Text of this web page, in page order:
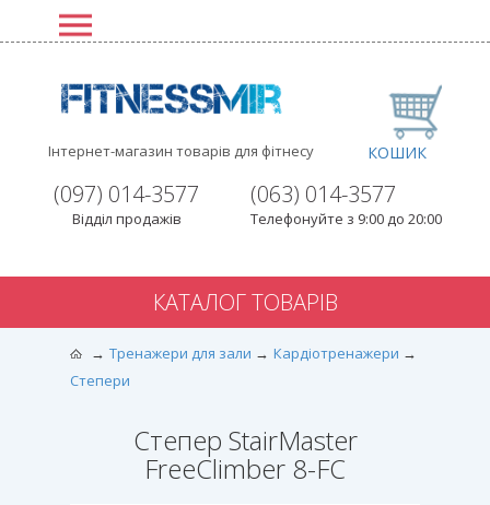
Інтернет-магазин товарів для фітнесу
(063) 014-3577
Телефонуйте з 9:00 до 20:00
(097) 014-3577
Відділ продажів
КОШИК
КАТАЛОГ ТОВАРІВ
Тренажери для зали
Кардіотренажери
Степери
Степер StairMaster
FreeClimber 8-FC